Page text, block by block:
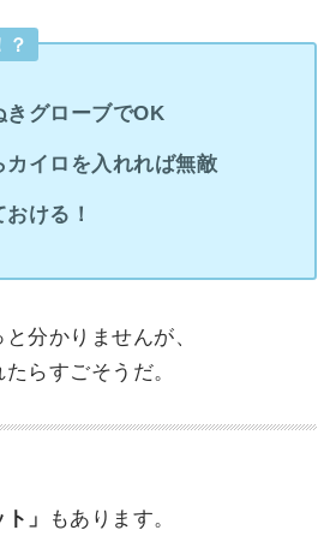
？
きグローブでOK
カイロを入れれば無敵
ける！
分かりませんが、
らすごそうだ。
」 もあります。